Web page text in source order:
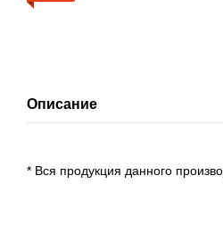
Описание
* Вся продукция данного